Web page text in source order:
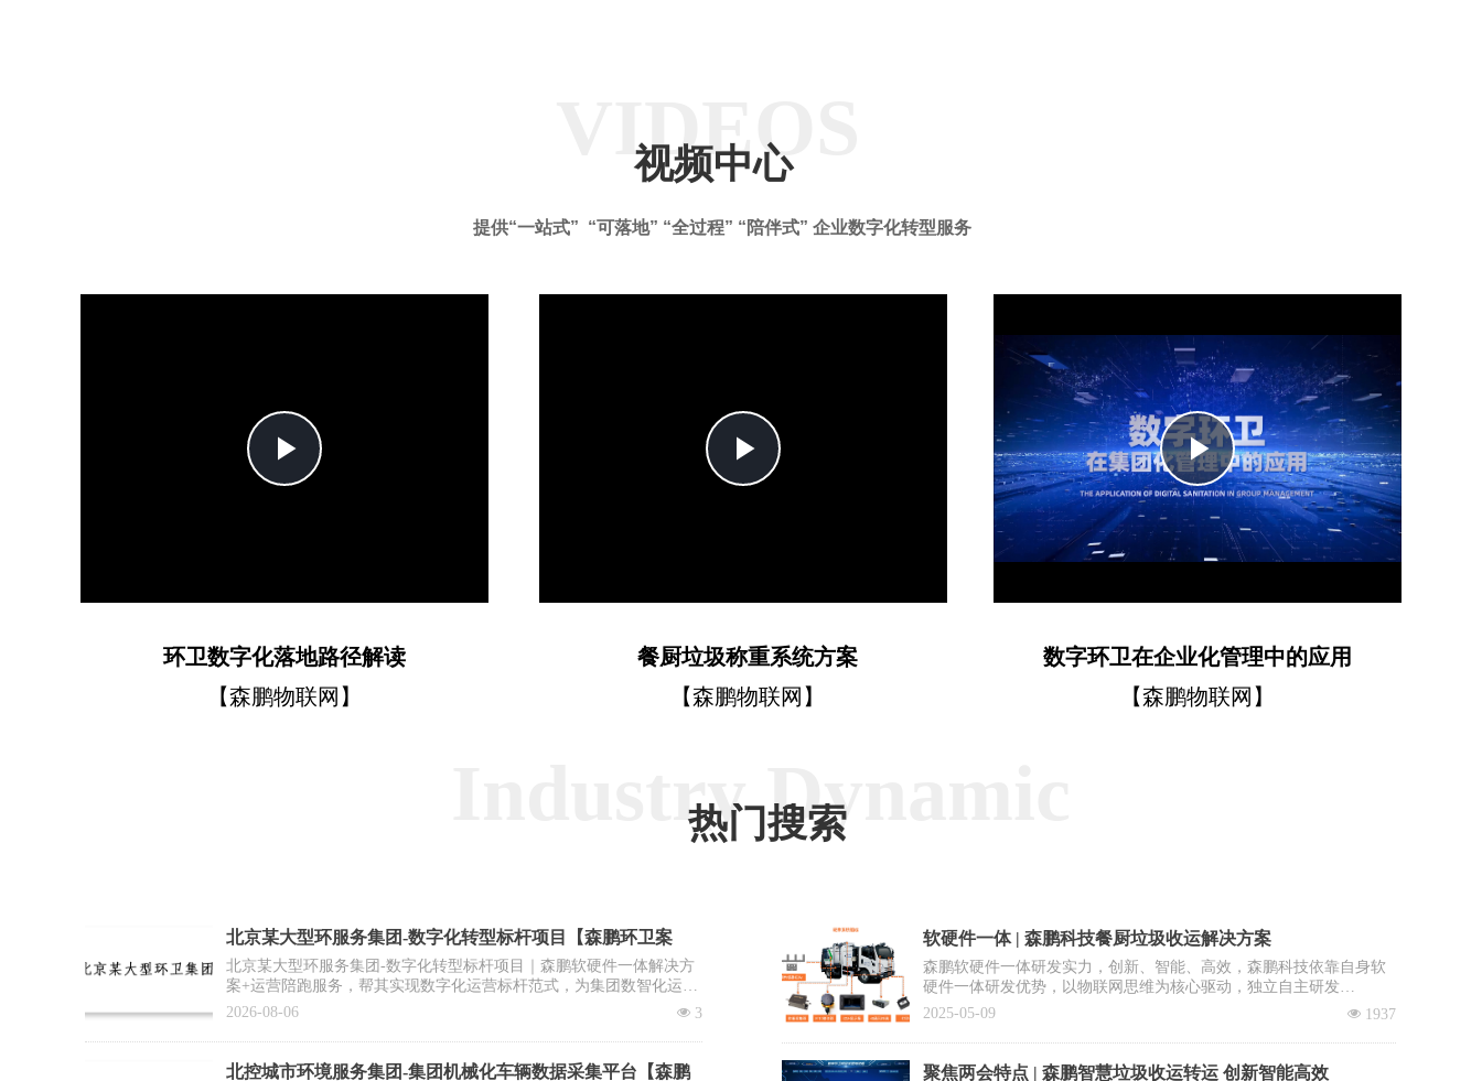
提供“一站式” “可落地” “全过程” “陪伴式” 企业数字化转型服务
VIDEOS
视频中心
Play
环卫数字化落地路径解读
【森鹏物联网】
Play
餐厨垃圾称重系统方案
【森鹏物联网】
Play
Video
数字环卫在企业化管理中的应用
【森鹏物联网】
北京某大型环服务集团-数字化转型标杆项目【森鹏环卫案
例】
北京某大型环服务集团-数字化转型标杆项目｜森鹏软硬件一体解决方
案+运营陪跑服务，帮其实现数字化运营标杆范式，为集团数智化运营
推广复制提供标杆范式
넶 3
2026-08-06
北控城市环境服务集团-集团机械化车辆数据采集平台【森鹏
Industry Dynamic
热门搜索
软硬件一体 | 森鹏科技餐厨垃圾收运解决方案
森鹏软硬件一体研发实力，创新、智能、高效，森鹏科技依靠自身软
硬件一体研发优势，以物联网思维为核心驱动，独立自主研发
出“EVOS智慧环卫2.0管理平台”，餐厨垃圾收运系统是该平台核心子
넶 1937
2025-05-09
聚焦两会特点 | 森鹏智慧垃圾收运转运 创新智能高效